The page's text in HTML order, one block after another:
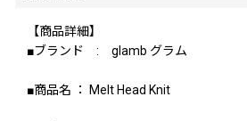
【商品詳細】
■ブランド : glamb グラム
■商品名 ： Melt Head Knit